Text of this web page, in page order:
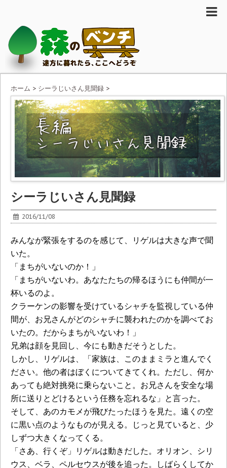
ホーム > シーラじいさん見聞録 >
シーラじいさん見聞録
2016/11/08
みんなが緊張をするのを感じて、リゲルは大きな声で聞
いた。
「まちがいないのか！」
「まちがいないわ。あなたたちの帰るほうにも仲間が一
杯いるのよ。
クラーケンの影響を受けているシャチを監視している仲
間が、お兄さんがどのシャチに襲われたのかを調べてお
いたの。だからまちがいないわ！」
兄弟は顔を見回し、今にも動きだそうとした。
しかし、リゲルは、「家族は、このままミラと進んでく
ださい。他の者はぼくについてきてくれ。ただし、何か
あっても絶対挑発に乗らないこと。お兄さんを安全な場
所に送りとどけるという任務を忘れるな」と言った。
そして、あのカモメが飛びたったほうを見た。遠くの空
に黒い点のようなものが見える。じっと見ていると、少
しずつ大きくなってくる。
「さあ、行くぞ」リゲルは動きだした。オリオン、シリ
ウス、ベラ、ペルセウスが後を追った。しばらくしてか